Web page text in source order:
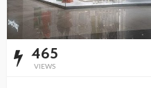
465
VIEWS